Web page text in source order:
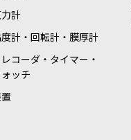
計
計・回転計・膜厚計
コーダ・タイマー・
ッチ